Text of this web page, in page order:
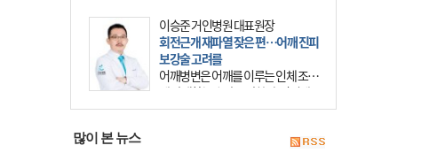
이승준 거인병원 대표원장
회전근개 재파열 잦은 편…어깨 진피
보강술 고려를
어깨병변은 어깨를 이루는 인체 조직
에 발생하는 손상을 말한다. 여기에
는 오십견과 회전근개 증후군, 어깨
많이 본 뉴스